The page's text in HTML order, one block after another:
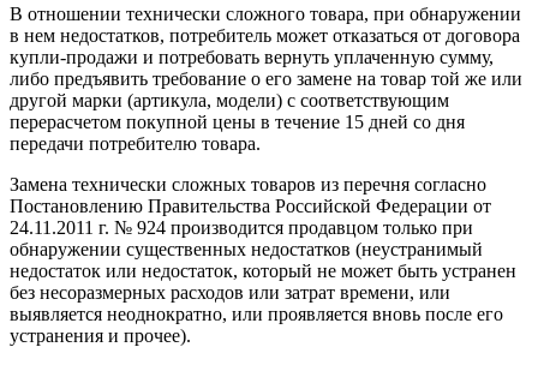
В отношении технически сложного товара, при обнаружении
в нем недостатков, потребитель может отказаться от договора
купли-продажи и потребовать вернуть уплаченную сумму,
либо предъявить требование о его замене на товар той же или
другой марки (артикула, модели) с соответствующим
перерасчетом покупной цены в течение 15 дней со дня
передачи потребителю товара.
Замена технически сложных товаров из перечня согласно
Постановлению Правительства Российской Федерации от
24.11.2011 г. № 924 производится продавцом только при
обнаружении существенных недостатков (неустранимый
недостаток или недостаток, который не может быть устранен
без несоразмерных расходов или затрат времени, или
выявляется неоднократно, или проявляется вновь после его
устранения и прочее).